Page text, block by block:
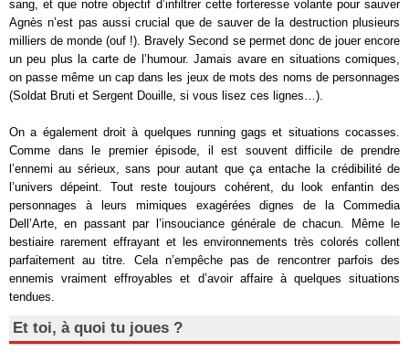
sang, et que notre objectif d’infiltrer cette forteresse volante pour sauver
Agnès n’est pas aussi crucial que de sauver de la destruction plusieurs
milliers de monde (ouf !). Bravely Second se permet donc de jouer encore
un peu plus la carte de l’humour. Jamais avare en situations comiques,
on passe même un cap dans les jeux de mots des noms de personnages
(Soldat Bruti et Sergent Douille, si vous lisez ces lignes…).
On a également droit à quelques running gags et situations cocasses.
Comme dans le premier épisode, il est souvent difficile de prendre
l’ennemi au sérieux, sans pour autant que ça entache la crédibilité de
l’univers dépeint. Tout reste toujours cohérent, du look enfantin des
personnages à leurs mimiques exagérées dignes de la Commedia
Dell’Arte, en passant par l’insouciance générale de chacun. Même le
bestiaire rarement effrayant et les environnements très colorés collent
parfaitement au titre. Cela n’empêche pas de rencontrer parfois des
ennemis vraiment effroyables et d’avoir affaire à quelques situations
tendues.
Et toi, à quoi tu joues ?